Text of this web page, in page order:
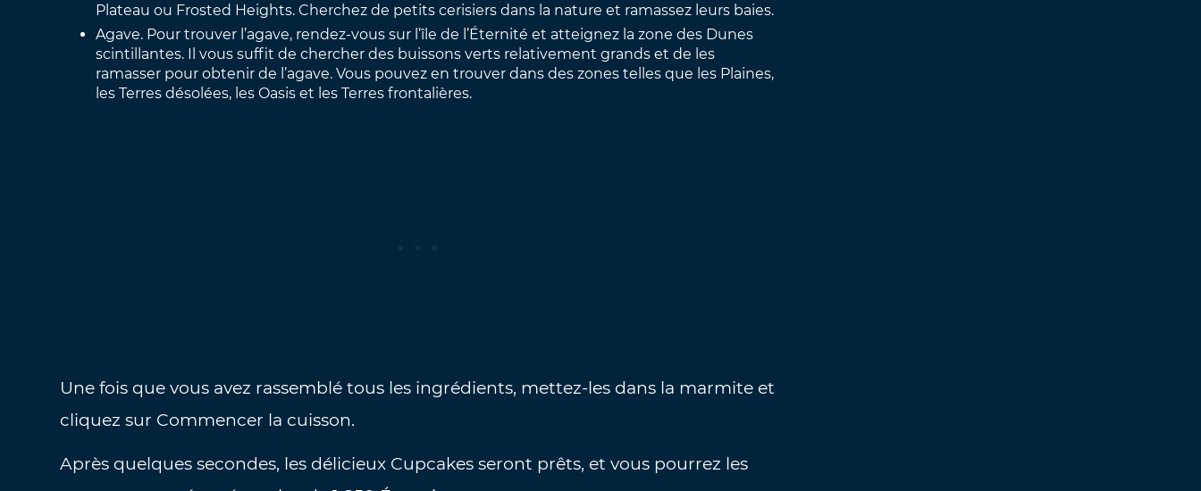
Plateau ou Frosted Heights. Cherchez de petits cerisiers dans la nature et ramassez leurs baies.
Agave. Pour trouver l’agave, rendez-vous sur l’île de l’Éternité et atteignez la zone des Dunes
scintillantes. Il vous suffit de chercher des buissons verts relativement grands et de les
ramasser pour obtenir de l’agave. Vous pouvez en trouver dans des zones telles que les Plaines,
les Terres désolées, les Oasis et les Terres frontalières.
Une fois que vous avez rassemblé tous les ingrédients, mettez-les dans la marmite et
cliquez sur Commencer la cuisson.
Après quelques secondes, les délicieux Cupcakes seront prêts, et vous pourrez les